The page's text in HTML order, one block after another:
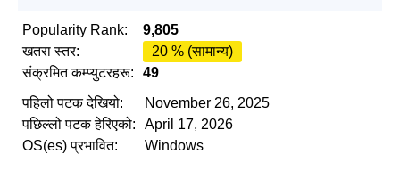
Popularity Rank:
9,805
खतरा स्तर:
20 % (सामान्य)
संक्रमित कम्प्युटरहरू:
49
पहिलो पटक देखियो:
November 26, 2025
पछिल्लो पटक हेरिएको:
April 17, 2026
OS(es) प्रभावित:
Windows